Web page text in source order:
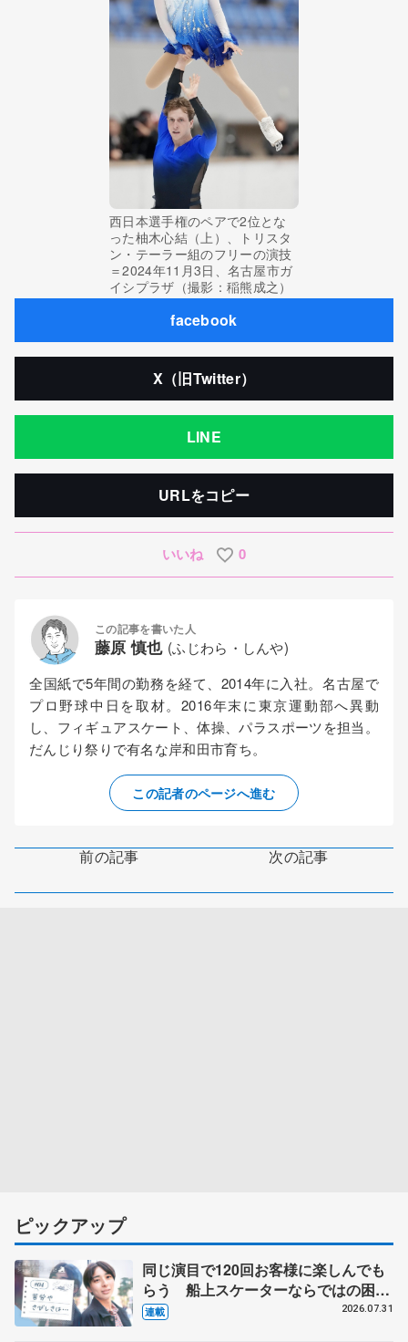
西日本選手権のペアで2位とな
った柚木心結（上）、トリスタ
ン・テーラー組のフリーの演技
＝2024年11月3日、名古屋市ガ
イシプラザ（撮影：稲熊成之）
facebook
X（旧Twitter）
LINE
URLをコピー
いいね 0
この記事を書いた人
藤原 慎也 (ふじわら・しんや)
全国紙で5年間の勤務を経て、2014年に入社。名古屋で
プロ野球中日を取材。2016年末に東京運動部へ異動
し、フィギュアスケート、体操、パラスポーツを担当。
だんじり祭りで有名な岸和田市育ち。
この記者のページへ進む
前の記事 次の記事
ピックアップ
同じ演目で120回お客様に楽しんでも
らう 船上スケーターならではの困難
とは 影響あったPIW前キャプテン松
連載 2026.07.31